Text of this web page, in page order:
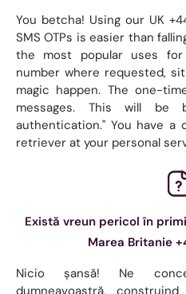
You betcha! Using our UK
SMS OTPs is easier than
the most popular uses
number where requested,
magic happen. The one-
messages. This will be
authentication." You have a
retriever at your personal
Există vreun pericol în
Marea Britanie
Nicio șansă! Ne
dumneavoastră,